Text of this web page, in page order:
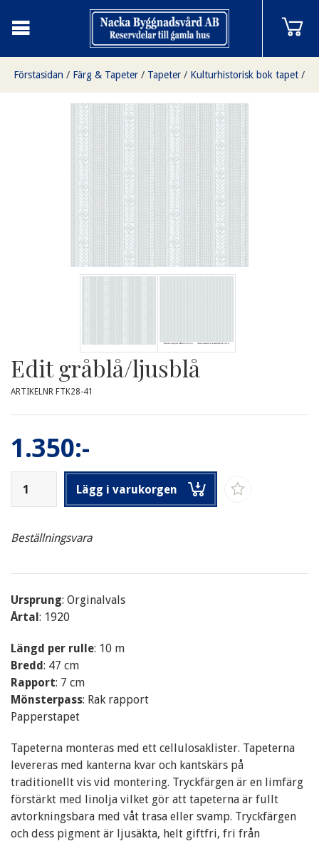
Förstasidan / Färg & Tapeter / Tapeter / Kulturhistorisk bok tapet /
Edit gråblå/ljusblå
Edit gråblå/ljusblå
ARTIKELNR FTK28-41
1.350:-
Lägg i varukorgen
Beställningsvara
Ursprung: Orginalvals
Årtal: 1920
Längd per rulle: 10 m
Bredd: 47 cm
Rapport: 7 cm
Mönsterpass: Rak rapport
Papperstapet
Tapeterna monteras med ett cellulosaklister. Tapeterna
levereras med kanterna kvar och kantskärs på
traditionellt vis vid montering. Tryckfärgen är en limfärg
förstärkt med linolja vilket gör att tapeterna är fullt
avtorkningsbara med våt trasa eller svamp. Tryckfärgen
och dess pigment är ljusäkta, helt giftfri, fri från